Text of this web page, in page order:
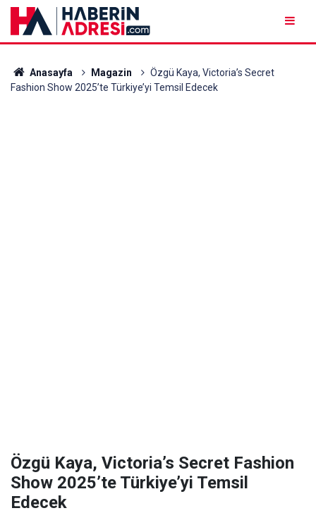
Anasayfa Magazin
Özgü Kaya, Victoria’s Secret
Fashion Show 2025’te Türkiye’yi Temsil Edecek
Özgü Kaya, Victoria’s Secret Fashion
Show 2025’te Türkiye’yi Temsil
Edecek